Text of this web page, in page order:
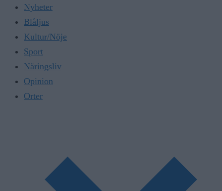
Nyheter
Blåljus
Kultur/Nöje
Sport
Näringsliv
Opinion
Orter